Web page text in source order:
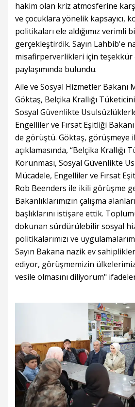
hakim olan kriz atmosferine
ve çocuklara yönelik kapsayıcı,
politikaları ele aldığımız verimli
gerçekleştirdik. Sayın Lahbib'e
misafirperverlikleri için teşekkür
paylaşımında bulundu.
Aile ve Sosyal Hizmetler Bakanı
Göktaş, Belçika Krallığı
Sosyal Güvenlikte
Engelliler ve Fırsat Eşitliği
de görüştü. Göktaş, görüşmeye
açıklamasında, “Belçika Krallığı
Korunması, Sosyal Güvenlikte
Mücadele, Engelliler ve Fırsat
Rob Beenders ile ikili görüşme
Bakanlıklarımızın çalışma
başlıklarını istişare ettik.
dokunan sürdürülebilir sosyal
politikalarımızı ve
Sayın Bakana nazik ev
ediyor, görüşmemizin
vesile olmasını diliyorum"